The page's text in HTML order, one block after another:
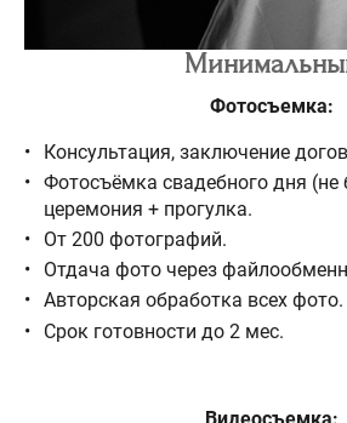
Фотосъемка:
Консультация, заключение
Фотосъёмка свадебного дня (не
церемония + прогулка.
От 200 фотографий.
Отдача фото через
Авторская обработка всех фото.
Срок готовности до 2 мес.
Видеосъемка: